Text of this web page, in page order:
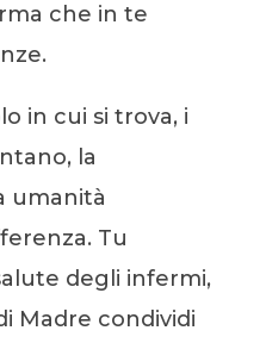
che in te
in cui si trova, i
la
umanità
Tu
degli infermi,
Madre condividi